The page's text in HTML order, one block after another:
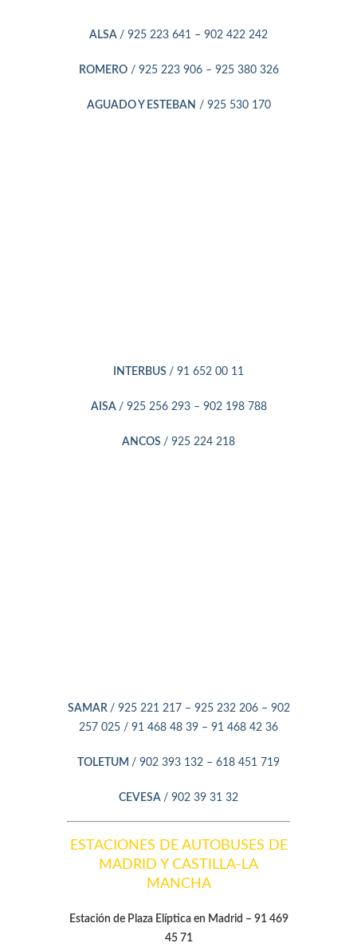
ALSA / 925 223 641 – 902 422 242
ROMERO/ 925 223 906 – 925 380 326
AGUADO Y ESTEBAN / 925 530 170
INTERBUS / 91 652 00 11
AISA / 925 256 293 – 902 198 788
ANCOS / 925 224 218
SAMAR / 925 221 217 – 925 232 206 – 902
257 025 / 91 468 48 39 – 91 468 42 36
TOLETUM / 902 393 132 – 618 451 719
CEVESA / 902 39 31 32
ESTACIONES DE AUTOBUSES DE
MADRID Y CASTILLA-LA
MANCHA
Estación de Plaza Elíptica en Madrid – 91 469
45 71